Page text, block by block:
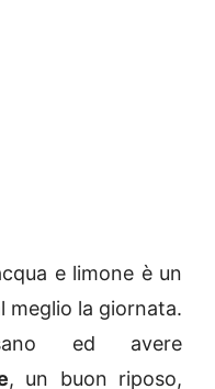
e limone è un
meglio la giornata.
ed avere
, un buon riposo,